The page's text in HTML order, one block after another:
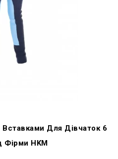
Для Дівчаток 6
Фірми HKM